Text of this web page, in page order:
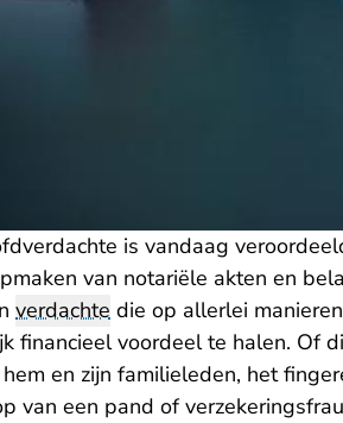
is vandaag
van notariële akten en
verdachte die op allerlei
financieel voordeel te halen. Of
en zijn familieleden, het
van een pand of